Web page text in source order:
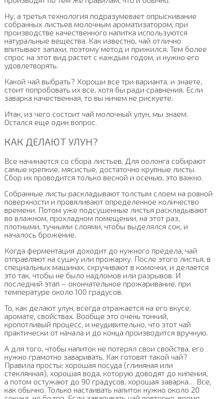
Ну, а третья технология подразумевает опрыскивание
собранных листьев молочным ароматизатором, при
производстве качественного напитка используются
натуральные вещества. Как известно, чай отлично
впитывает запахи, поэтому метод и прижился. Тем более
спрос на этот вид растет с каждым годом, и нужно его
удовлетворять.
Какой чай выбрать? Хороши все три варианта, и знаете,
стоит попробовать их все, хотя бы ради сравнения. Если
заварка качественная, то вы ничем не рискуете.
Итак, из чего состоит чай молочный улун, мы знаем.
Остался еще один вопрос.
КАК ДЕЛАЮТ УЛУН?
Все начинается со сбора листьев. Для оолонга собирают
самые крепкие, мясистые, достаточно крупные листы.
Сбор их проводится только весной и осенью, это важно.
Собранные листы раскладывают толстым слоем на ровной
поверхности и провяливают определенное количество
времени. Потом уже подсушенные листья раскладывают
во влажном, прохладном помещении, на этот раз,
плотными, тучными слоями, чтобы выделялся сок, и
началось брожение.
Когда ферментация доходит до нужного предела, чай
отправляют на сушку или прожарку. После этого листья, в
специальных машинах, скручивают в комочки, и делается
это так, чтобы не было надломов или разрывов. И
последний этап – окончательное прожаривание, при
температуре около 100 градусов.
То, как делают улун, всегда отражается на его вкусе,
аромате, свойствах. Вообще это очень тонкий,
кропотливый процесс, и неудивительно, что этот чай
практически от начала и до конца производится вручную.
А для того, чтобы напиток не потерял свои свойства, его
нужно грамотно заваривать. Как готовят такой чай?
Правила просты: хорошая посуда (глиняная или
стеклянная), хорошая вода, которую доводят до кипения,
а потом остужают до 90 градусов, хорошая заварка… Все,
как обычно. Только настаивать напиток нужно около 20